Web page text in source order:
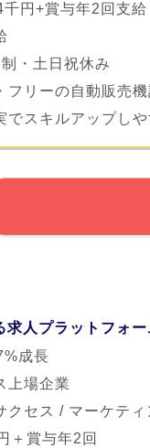
円+賞与年2回支給
・土日祝休み
フリーの自動販売
でスキルアップし
人プラットフォー
成長
上場企業
クセス / マーケテ
＋賞与年2回